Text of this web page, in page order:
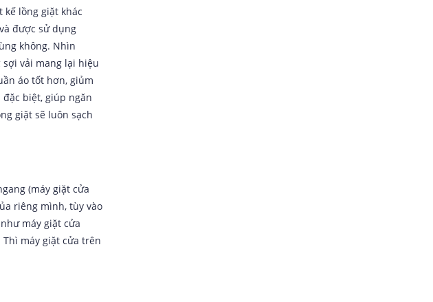
lồng giặt khác
được sử dụng
không. Nhìn
vải mang lại hiệu
áo tốt hơn, giủm
biệt, giúp ngăn
giặt sẽ luôn sạch
(máy giặt cửa
riêng mình, tùy vào
máy giặt cửa
máy giặt cửa trên